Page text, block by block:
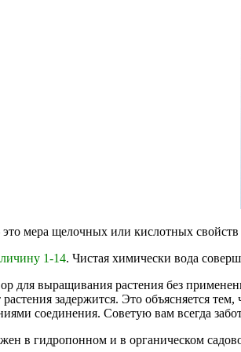
мера щелочных или кислотных свойств
1-14. Чистая химически вода
для выращивания растения без
растения задержится. Это объясняется
соединения. Советую вам всегда
в гидропонном и в органическом